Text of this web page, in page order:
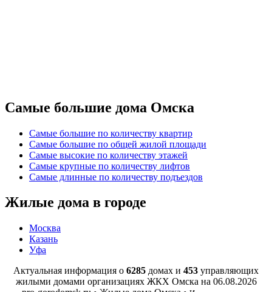
Самые большие дома Омска
Самые большие по количеству квартир
Самые большие по общей жилой площади
Самые высокие по количеству этажей
Самые крупные по количеству лифтов
Самые длинные по количеству подъездов
Жилые дома в городе
Москва
Казань
Уфа
Актуальная информация о 6285 домах и 453 управляющих
жилыми домами организациях ЖКХ Омска на 06.08.2026